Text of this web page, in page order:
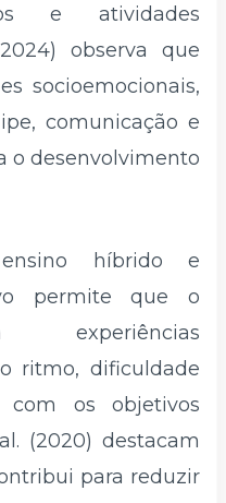
e atividades
observa que
socioemocionais,
comunicação e
o desenvolvimento
híbrido e
permite que o
experiências
ritmo, dificuldade
os objetivos
(2020) destacam
para reduzir